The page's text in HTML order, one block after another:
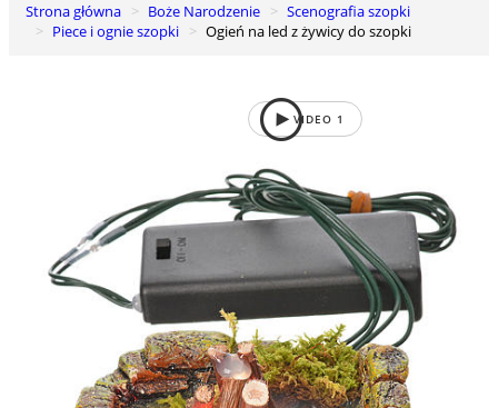
0
Koszyk
Strona główna Boże Narodzenie
Scenografia szopki
Piece i ognie szopki
Ogień na led z żywicy do szopki
VIDEO 1